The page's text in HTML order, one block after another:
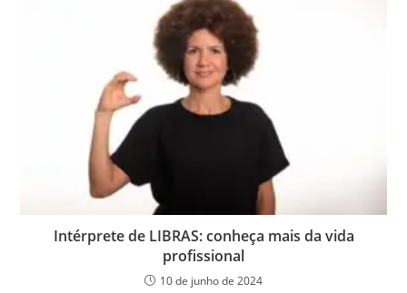
Intérprete de LIBRAS: conheça mais da vida
profissional
10 de junho de 2024